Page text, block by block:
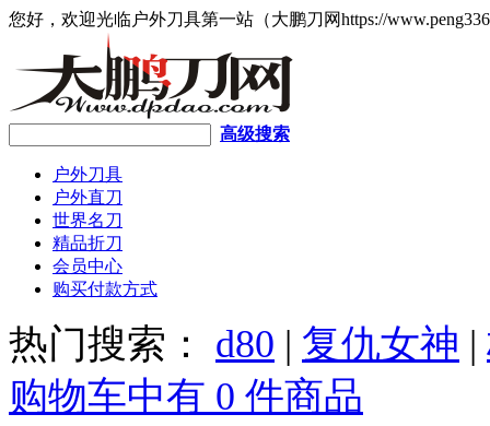
您好，欢迎光临户外刀具第一站（大鹏刀网https://
高级搜索
户外刀具
户外直刀
世界名刀
精品折刀
会员中心
购买付款方式
热门搜索： d80 | 复仇女神 |
购物车中有 0 件商品